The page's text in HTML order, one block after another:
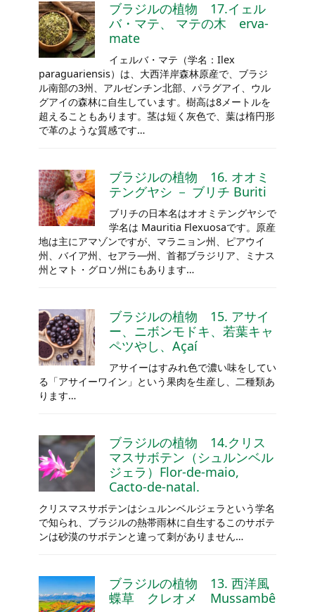
ブラジルの植物 17.イェル
バ・マテ、 マテの木 erva-
mate
イェルバ・マテ（学名：Ilex
paraguariensis）は、大西洋岸森林原産で、ブラジ
ル南部の3州、アルゼンチン北部、パラグアイ、ウル
グアイの森林に自生しています。樹高は8メートルを
超えることもあります。茎は短く灰色で、葉は楕円形
で革のような質感です…
ブラジルの植物 16. オオミ
テングヤシ － ブリチ Buriti
ブリチの日本名はオオミテングヤシで
学名は Mauritia Flexuosaです。原産
地は主にアマゾンですが、マラニョン州、ピアウイ
州、バイア州、セアラ―州、首都ブラジリア、ミナス
州とマト・グロソ州にもあります…
ブラジルの植物 15. アサイ
ー、ニボンモドキ、若葉キャ
ペツやし、Açaí
アサイーはすみれ色で濃い味をしてい
る「アサイーワイン」という果肉を生産し、二種類あ
ります…
ブラジルの植物 14.クリス
マスサボテン（シュルンベル
ジェラ）Flor-de-maio,
Cacto-de-natal.
クリスマスサボテンはシュルンベルジェラという学名
で知られ、ブラジルの熱帯雨林に自生するこのサボテ
ンは砂漠のサボテンと違って刺がありません…
ブラジルの植物 13. 西洋風
蝶草 クレオメ Mussambê